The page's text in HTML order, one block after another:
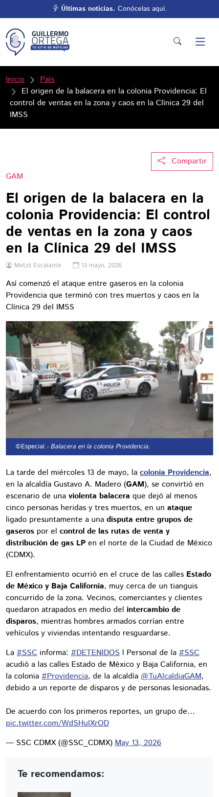
Últimas noticias. Conócelas aquí.
Inicio
País
El origen de la balacera en la colonia Providencia: El
control de ventas en la zona y caos en la Clínica 29 del
IMSS
Compartir
GAM
El origen de la balacera en la
colonia Providencia: El control
de ventas en la zona y caos
en la Clínica 29 del IMSS
Metzli Escalante 13 mayo, 2026
Así comenzó el ataque entre gaseros en la colonia
Providencia que terminó con tres muertos y caos en la
Clínica 29 del IMSS
©Especial.- Balacera en la colonia Providencia.
La tarde del miércoles 13 de mayo, la colonia Providencia,
en la alcaldía Gustavo A. Madero (GAM), se convirtió en
escenario de una violenta balacera que dejó al menos
cinco personas heridas y tres muertos, en un ataque
ligado presuntamente a una disputa entre grupos de
gaseros por el control de las rutas de venta y
distribución de gas LP en el norte de la Ciudad de México
(CDMX).
El enfrentamiento ocurrió en el cruce de las calles Estado
de México y Baja California, muy cerca de un tianguis
concurrido de la zona. Vecinos, comerciantes y clientes
quedaron atrapados en medio del intercambio de
disparos, mientras hombres armados corrían entre
vehículos y viviendas intentando resguardarse.
La #SSC informa: #DETENIDOS l Personal de la #SSC
acudió a las calles Estado de México y Baja California, en
la colonia #Providencia, de la alcaldía @TuAlcaldiaGAM,
debido a un reporte de disparos y de personas lesionadas.
De acuerdo con los primeros reportes, un grupo de…
pic.twitter.com/WdSHuIXrOD
— SSC CDMX (@SSC_CDMX) May 13, 2026
Te recomendamos: